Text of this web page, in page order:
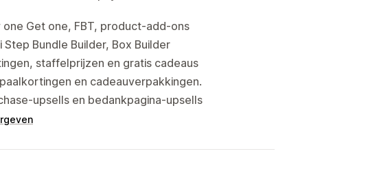
Get one, FBT, product-add-ons
Bundle Builder, Box Builder
staffelprijzen en gratis cadeaus
en cadeauverpakkingen.
upsells en bedankpagina-upsells